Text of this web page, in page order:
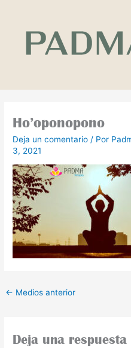
contenido
Ho’oponopono
Deja un comentario / Por
3, 2021
← Medios anterior
Deja una respuesta